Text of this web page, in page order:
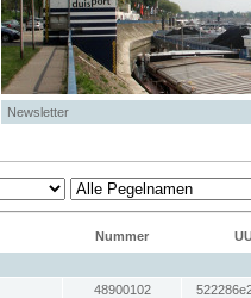
Newsletter
Nummer
48900102